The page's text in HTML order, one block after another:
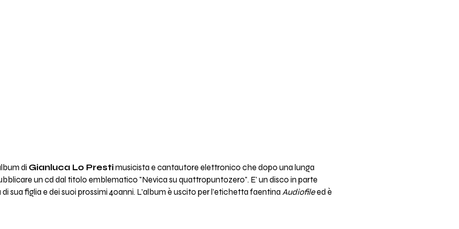
di Gianluca Lo Prestimusicista e cantautore elettronico che dopo una lunga
un cd dal titolo emblematico "Nevica su quattropuntozero". E' un disco in parte
sua figlia e dei suoi prossimi 40anni. L’album è uscito per l'etichetta faentinaAudiofileed è